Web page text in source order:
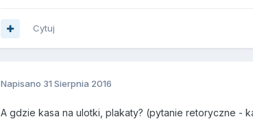
Cytuj
Napisano 31 Sierpnia 2016
A gdzie kasa na ulotki, plakaty? (pytanie retoryczne -